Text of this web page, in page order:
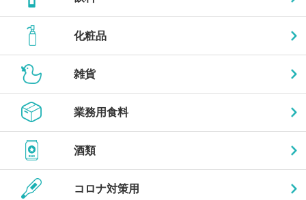
化粧品
雑貨
業務用食料
酒類
コロナ対策用